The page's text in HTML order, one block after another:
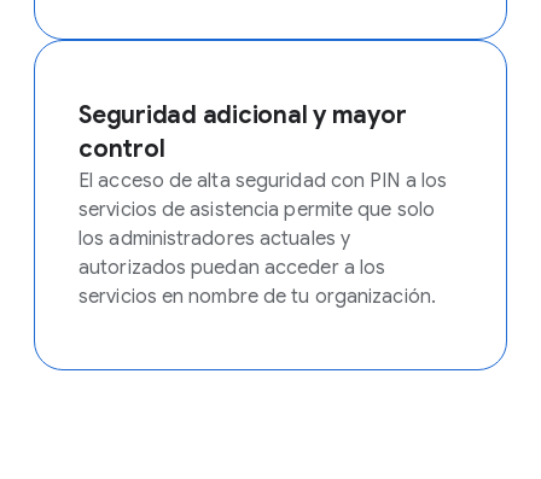
Seguridad adicional y mayor
control
El acceso de alta seguridad con PIN a los
servicios de asistencia permite que solo
los administradores actuales y
autorizados puedan acceder a los
servicios en nombre de tu organización.